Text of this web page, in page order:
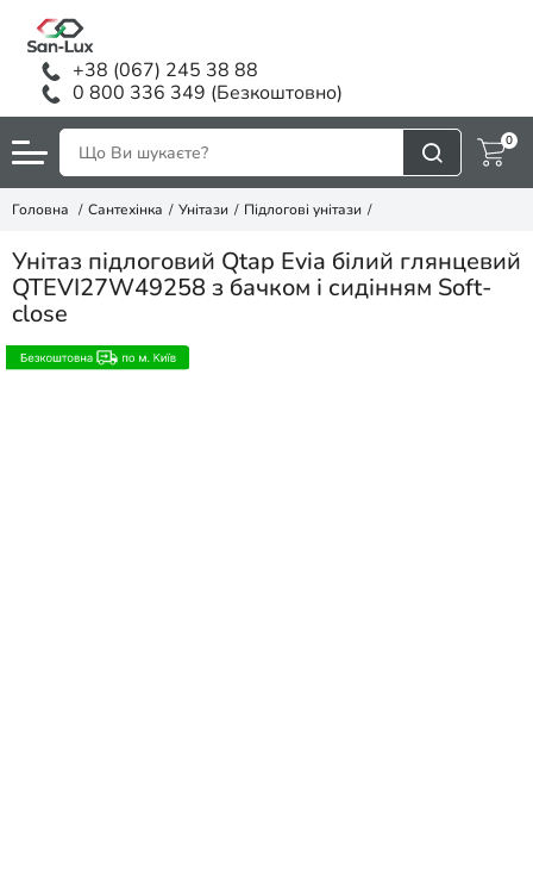
+38 (067) 245 38 88
0 800 336 349 (Безкоштовно)
0
Головна Сантехінка Унітази Підлогові унітази
Унітаз підлоговий Qtap Evia білий глянцевий
QTEVI27W49258 з бачком і сидінням Soft-
close